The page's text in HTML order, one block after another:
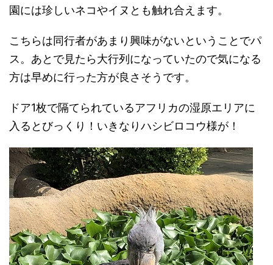
園には珍しいネコやイヌとも触れ合えます。
こちらは同行者があまり興味がないということでパ
ス。あとで見たら大行列になっていたので気になる
方は早めに行った方が良さそうです。
ドア1枚で隔てられているアフリカの湿原エリアに
入るとびっくり！いきなりハシビロコウ様が！